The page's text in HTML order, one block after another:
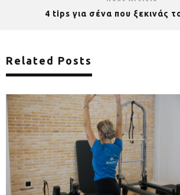
4 tips για σένα που ξεκινάς
Related Posts